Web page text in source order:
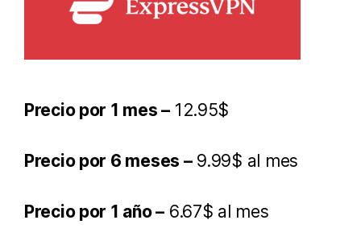
Precio por 1 mes – 12.95$
Precio por 6 meses –9.99$ al mes
Precio por 1 año – 6.67$ al mes